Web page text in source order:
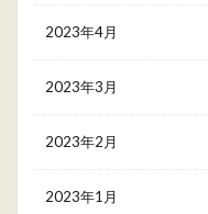
2023年4月
2023年3月
2023年2月
2023年1月